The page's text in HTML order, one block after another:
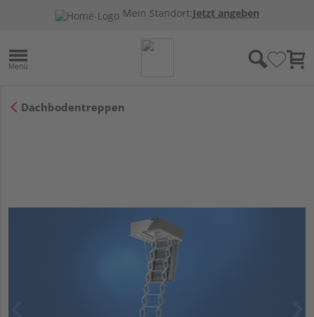
Mein Standort:Jetzt angeben
Dachbodentreppen